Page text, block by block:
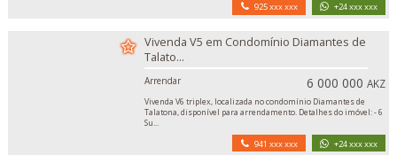
925 xxx xxx +24 xxx xxx
Vivenda V5 em Condomínio Diamantes de
Talato...
Arrendar 6 000 000AKZ
Vivenda V6 triplex, localizada no condomínio Diamantes de
Talatona, disponível para arrendamento. Detalhes do imóvel: - 6
Su...
941 xxx xxx +24 xxx xxx